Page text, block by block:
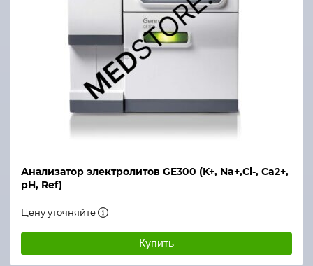
Анализатор электролитов GE300 (K+, Na+,Cl-, Ca2+,
pH, Ref)
Цену уточняйте
Купить